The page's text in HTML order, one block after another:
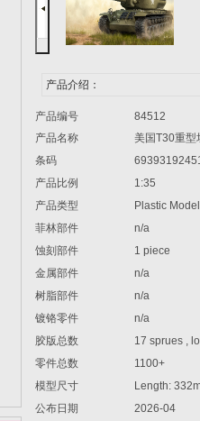
产品介绍：
产品编号
84512
产品名称
美国T30重型
条码
产品比例
1:35
产品类型
Plastic Model
菲林部件
n/a
蚀刻部件
1 piece
金属部件
n/a
树脂部件
n/a
镀铬零件
n/a
胶版总数
17 sprues ,
零件总数
1100+
模型尺寸
Length:
公布日期
2026-04